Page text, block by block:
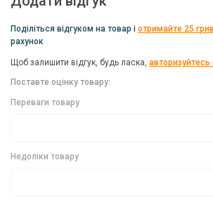
Модельний ряд годівниць Brain включає
20 до 120 грам. Розмір годівниці L
робить її ідеальною для різних умов лову.
Характеристики годівниці Brain
Поділіться відгуком на товар і отримайте 25
рахунок
Щоб залишити відгук, будь ласка, авторизуйтесь
Поставте оцінку товару:
Переваги товару
Недоліки товару